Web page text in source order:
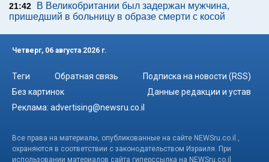
21:42
В Великобритании был задержан мужчина,
пришедший в больницу в образе смерти с косой
Четверг, 06 августа 2026 г.
Теги Обратная связь
Подписка на новости (RSS)
Без картинок
Данные редакции и устав
Реклама: advertising@newsru.co.il
Все права на материалы, опубликованные на сайте NEWSru.co.il ,
охраняются в соответствии с законодательством Израиля. При
использовании материалов сайта гиперссылка на NEWSru.co.il